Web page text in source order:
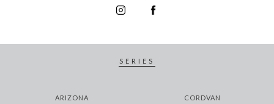
SERIES
ARIZONA CORDVAN